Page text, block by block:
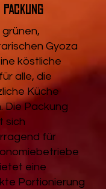
grünen,
Gyoza
köstliche
alle, die
Küche
Die Packung
sich
für
eine
Portionierung